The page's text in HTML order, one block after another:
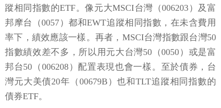
蹤相同指數的ETF。像元大MSCI台灣（006203）及富
邦摩台（0057）都和EWT追蹤相同指數，在未含費用
率下，績效應該一樣。再者，MSCI台灣指數跟台灣50
指數績效差不多，所以用元大台灣50（0050）或是富
邦台50（006208）配置表現也會一樣。至於債券，台
灣元大美債20年（00679B）也和TLT追蹤相同指數的
債券ETF。